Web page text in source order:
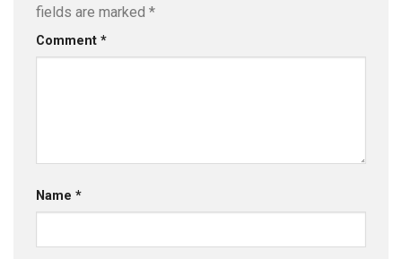
fields are marked *
Comment *
Name *